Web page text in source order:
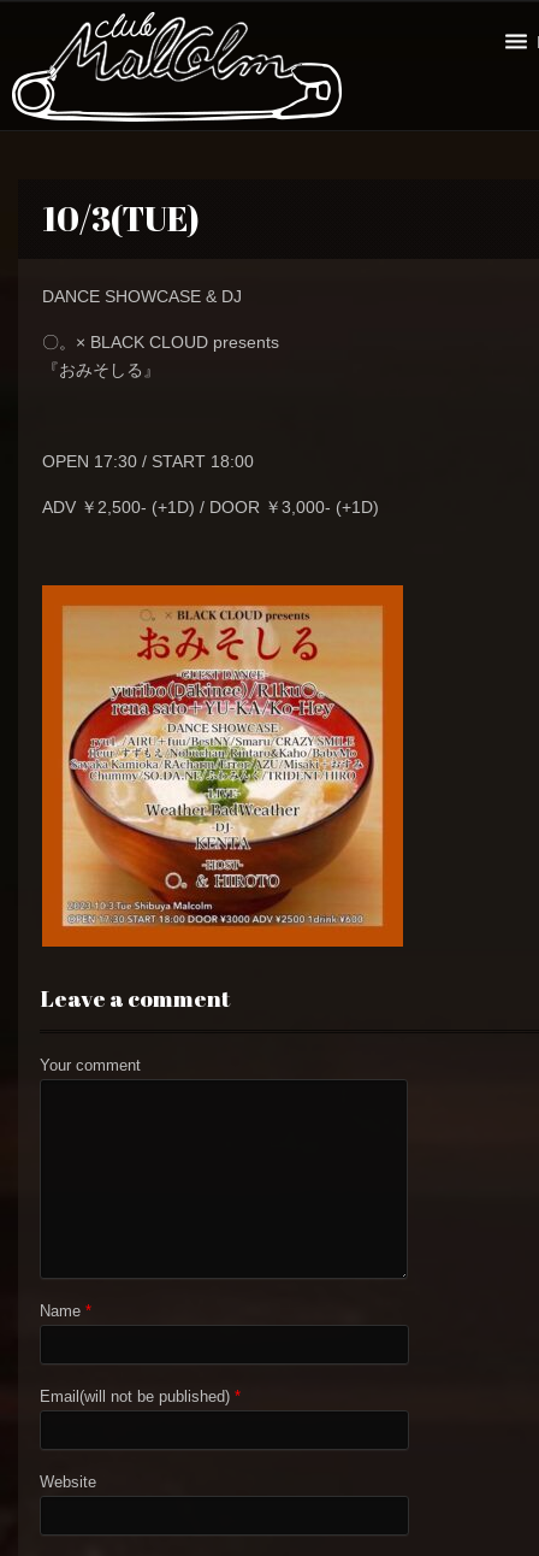
10/3(TUE)
DANCE SHOWCASE & DJ
〇。× BLACK CLOUD presents
『おみそしる』
OPEN 17:30 / START 18:00
ADV ￥2,500- (+1D) / DOOR ￥3,000- (+1D)
Leave a comment
Your comment
Name *
Email(will not be published) *
Website